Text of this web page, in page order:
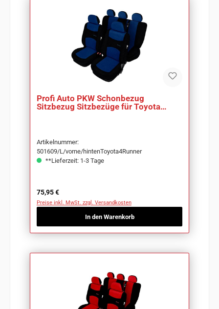
Profi Auto PKW Schonbezug
Sitzbezug Sitzbezüge für Toyota
Artikelnummer:
501609/L/vorne/hintenToyota4Runner
**Lieferzeit: 1-3 Tage
Regulärer Preis:
75,95 €
Preise inkl. MwSt. zzgl. Versandkosten
In den Warenkorb